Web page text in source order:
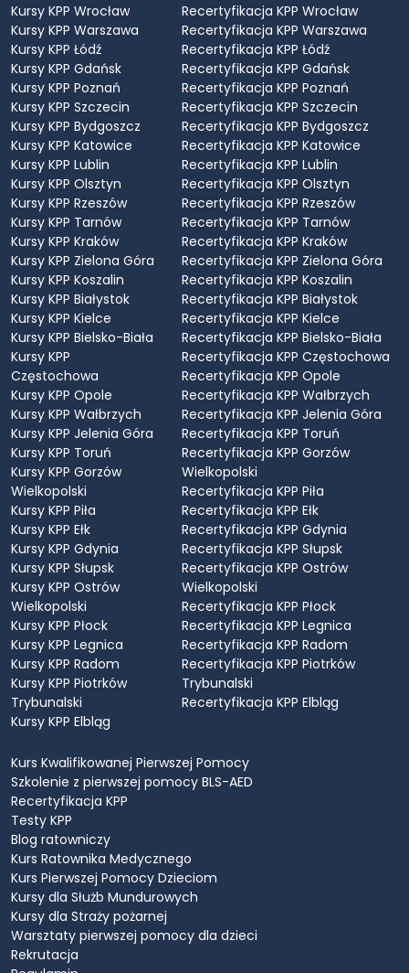
Kursy KPP Wrocław
Kursy KPP Warszawa
Kursy KPP Łódź
Kursy KPP Gdańsk
Kursy KPP Poznań
Kursy KPP Szczecin
Kursy KPP Bydgoszcz
Kursy KPP Katowice
Kursy KPP Lublin
Kursy KPP Olsztyn
Kursy KPP Rzeszów
Kursy KPP Tarnów
Kursy KPP Kraków
Kursy KPP Zielona Góra
Kursy KPP Koszalin
Kursy KPP Białystok
Kursy KPP Kielce
Kursy KPP Bielsko-Biała
Kursy KPP
Częstochowa
Kursy KPP Opole
Kursy KPP Wałbrzych
Kursy KPP Jelenia Góra
Kursy KPP Toruń
Kursy KPP Gorzów
Wielkopolski
Kursy KPP Piła
Kursy KPP Ełk
Kursy KPP Gdynia
Kursy KPP Słupsk
Kursy KPP Ostrów
Wielkopolski
Kursy KPP Płock
Kursy KPP Legnica
Kursy KPP Radom
Kursy KPP Piotrków
Trybunalski
Kursy KPP Elbląg
Recertyfikacja KPP Wrocław
Recertyfikacja KPP Warszawa
Recertyfikacja KPP Łódź
Recertyfikacja KPP Gdańsk
Recertyfikacja KPP Poznań
Recertyfikacja KPP Szczecin
Recertyfikacja KPP Bydgoszcz
Recertyfikacja KPP Katowice
Recertyfikacja KPP Lublin
Recertyfikacja KPP Olsztyn
Recertyfikacja KPP Rzeszów
Recertyfikacja KPP Tarnów
Recertyfikacja KPP Kraków
Recertyfikacja KPP Zielona Góra
Recertyfikacja KPP Koszalin
Recertyfikacja KPP Białystok
Recertyfikacja KPP Kielce
Recertyfikacja KPP Bielsko-Biała
Recertyfikacja KPP Częstochowa
Recertyfikacja KPP Opole
Recertyfikacja KPP Wałbrzych
Recertyfikacja KPP Jelenia Góra
Recertyfikacja KPP Toruń
Recertyfikacja KPP Gorzów
Wielkopolski
Recertyfikacja KPP Piła
Recertyfikacja KPP Ełk
Recertyfikacja KPP Gdynia
Recertyfikacja KPP Słupsk
Recertyfikacja KPP Ostrów
Wielkopolski
Recertyfikacja KPP Płock
Recertyfikacja KPP Legnica
Recertyfikacja KPP Radom
Recertyfikacja KPP Piotrków
Trybunalski
Recertyfikacja KPP Elbląg
Kurs Kwalifikowanej Pierwszej Pomocy
Szkolenie z pierwszej pomocy BLS-AED
Recertyfikacja KPP
Testy KPP
Blog ratowniczy
Kurs Ratownika Medycznego
Kurs Pierwszej Pomocy Dzieciom
Kursy dla Służb Mundurowych
Kursy dla Straży pożarnej
Warsztaty pierwszej pomocy dla dzieci
Rekrutacja